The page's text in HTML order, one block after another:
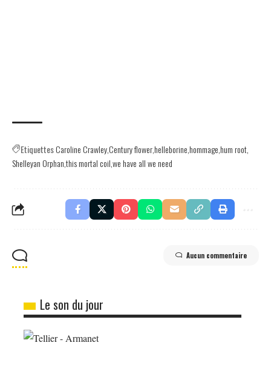
EtiquettesCaroline CrawleyCentury flowerhelleborinehommagehum root
Shelleyan Orphanthis mortal coilwe have all we need
Aucun commentaire
Le son du jour